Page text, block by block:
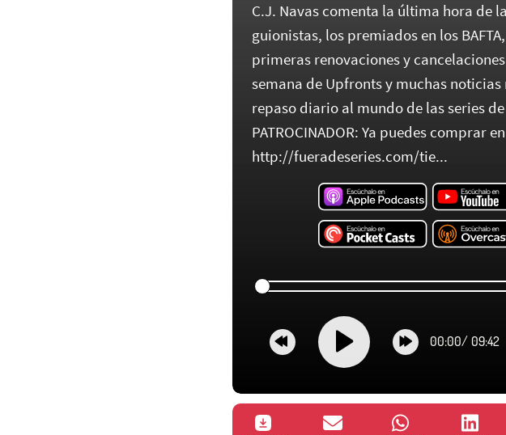
C.J. Navas comenta la última hora de
guionistas, los premiados en los
primeras renovaciones y
semana de Upfronts y muchas noticias
repaso diario al mundo de las series
PATROCINADOR: Ya puedes comprar en
http://fueradeseries.com/tie...
00:00/ 09:42